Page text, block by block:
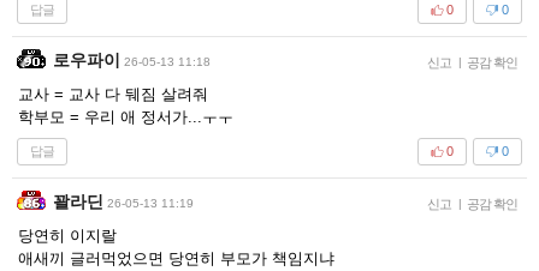
답글 0
0
로우파이 26-05-13 11:18 신고 | 공감 확인
교사 = 교사 다 뒈짐 살려줘
학부모 = 우리 애 정서가...ㅜㅜ
답글 0
0
꽐라딘 26-05-13 11:19 신고 | 공감 확인
당연히 이지랄
애새끼 글러먹었으면 당연히 부모가 책임지냐